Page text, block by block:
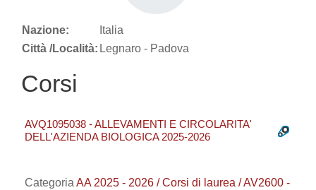
Nazione:
Italia
Città /Località: Legnaro - Padova
Corsi
AVQ1095038 - ALLEVAMENTI E CIRCOLARITA'
DELL'AZIENDA BIOLOGICA 2025-2026
Categoria AA 2025 - 2026 / Corsi di laurea / AV2600 -